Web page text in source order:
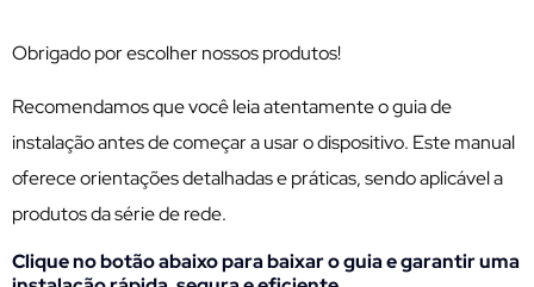
Obrigado por escolher nossos produtos!
Recomendamos que você leia atentamente o guia de
instalação antes de começar a usar o dispositivo. Este manual
oferece orientações detalhadas e práticas, sendo aplicável a
produtos da série de rede.
Clique no botão abaixo para baixar o guia e garantir uma